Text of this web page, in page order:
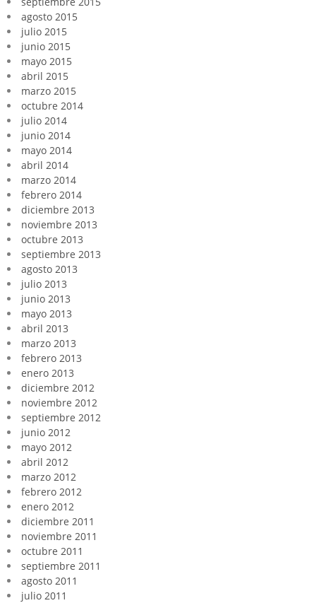
agosto 2015
julio 2015
junio 2015
mayo 2015
abril 2015
marzo 2015
octubre 2014
julio 2014
junio 2014
mayo 2014
abril 2014
marzo 2014
febrero 2014
diciembre 2013
noviembre 2013
octubre 2013
septiembre 2013
agosto 2013
julio 2013
junio 2013
mayo 2013
abril 2013
marzo 2013
febrero 2013
enero 2013
diciembre 2012
noviembre 2012
septiembre 2012
junio 2012
mayo 2012
abril 2012
marzo 2012
febrero 2012
enero 2012
diciembre 2011
noviembre 2011
octubre 2011
septiembre 2011
agosto 2011
julio 2011